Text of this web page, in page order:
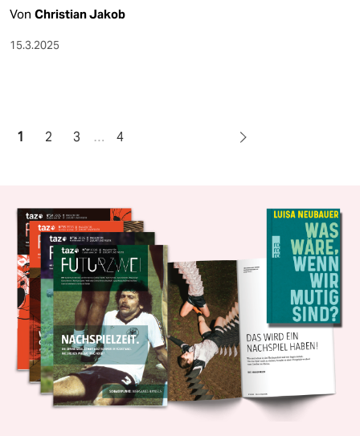
Von Christian Jakob
15.3.2025
1 2 3 … 4